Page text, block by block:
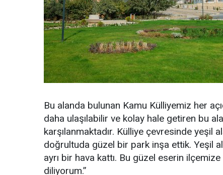
Bu alanda bulunan Kamu Külliyemiz her
daha ulaşılabilir ve kolay hale getiren bu
karşılanmaktadır. Külliye çevresinde yeşil
doğrultuda güzel bir park inşa ettik. Yeşil
ayrı bir hava kattı. Bu güzel eserin ilçemize
diliyorum.”